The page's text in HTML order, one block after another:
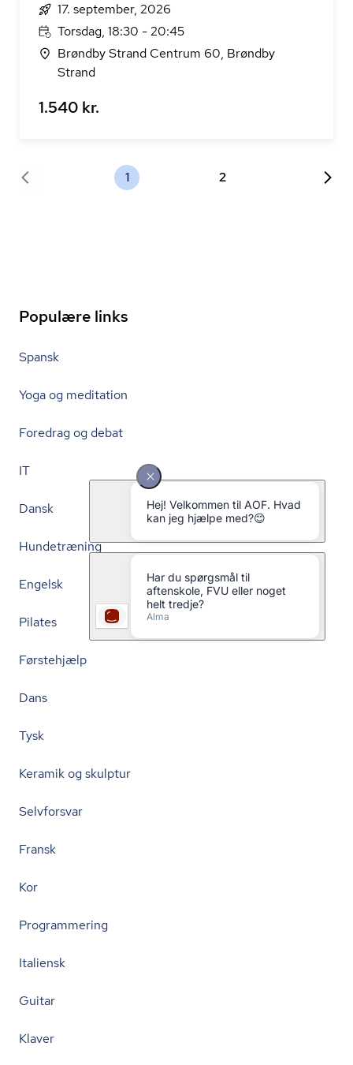
17. september, 2026
Torsdag, 18:30 - 20:45
Brøndby Strand Centrum 60, Brøndby
Strand
1.540 kr.
1 2
Populære links
Spansk
Yoga og meditation
Foredrag og debat
IT
Dansk
Hundetræning
Engelsk
Pilates
Førstehjælp
Dans
Tysk
Keramik og skulptur
Selvforsvar
Fransk
Kor
Programmering
Italiensk
Guitar
Klaver